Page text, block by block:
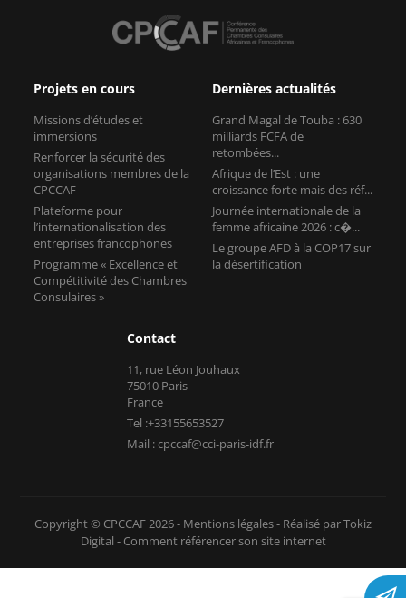
Projets en cours
Missions d’études et
immersions
Renforcer la sécurité des
organisations membres de la
CPCCAF
Plateforme pour
l’internationalisation des
entreprises francophones
Programme « Excellence et
Compétitivité des Chambres
Consulaires »
Dernières actualités
Grand Magal de Touba : 630
milliards FCFA de
retombées...
Afrique de l’Est : une
croissance forte mais des réf...
Journée internationale de la
femme africaine 2026 : c�...
Le groupe AFD à la COP17 sur
la désertification
Contact
11, rue Léon Jouhaux
75010 Paris
France
Tel :+33155653527
Mail : cpccaf@cci-paris-idf.fr
Copyright © CPCCAF 2026 - Mentions légales- Réalisé par Tokiz
Digital - Comment référencer son site internet